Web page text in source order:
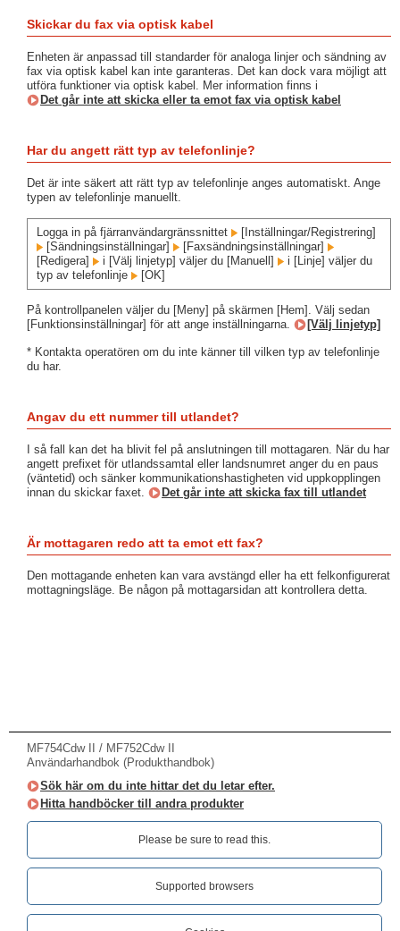
Skickar du fax via optisk kabel
Enheten är anpassad till standarder för analoga linjer och sändning av
fax via optisk kabel kan inte garanteras. Det kan dock vara möjligt att
utföra funktioner via optisk kabel. Mer information finns i
Det går inte att skicka eller ta emot fax via optisk kabel
Har du angett rätt typ av telefonlinje?
Det är inte säkert att rätt typ av telefonlinje anges automatiskt. Ange
typen av telefonlinje manuellt.
Logga in på fjärranvändargränssnittet
[Inställningar/Registrering]
[Sändningsinställningar]
[Faxsändningsinställningar]
[Redigera]
i [Välj linjetyp] väljer du [Manuell]
i [Linje] väljer du
typ av telefonlinje
[OK]
På kontrollpanelen väljer du [Meny] på skärmen [Hem]. Välj sedan
[Funktionsinställningar] för att ange inställningarna.
[Välj linjetyp]
* Kontakta operatören om du inte känner till vilken typ av telefonlinje
du har.
Angav du ett nummer till utlandet?
I så fall kan det ha blivit fel på anslutningen till mottagaren. När du har
angett prefixet för utlandssamtal eller landsnumret anger du en paus
(väntetid) och sänker kommunikationshastigheten vid uppkopplingen
innan du skickar faxet.
Det går inte att skicka fax till utlandet
Är mottagaren redo att ta emot ett fax?
Den mottagande enheten kan vara avstängd eller ha ett felkonfigurerat
mottagningsläge. Be någon på mottagarsidan att kontrollera detta.
MF754Cdw II / MF752Cdw II
Användarhandbok (Produkthandbok)
Sök här om du inte hittar det du letar efter.
Hitta handböcker till andra produkter
Please be sure to read this.‎
Supported browsers